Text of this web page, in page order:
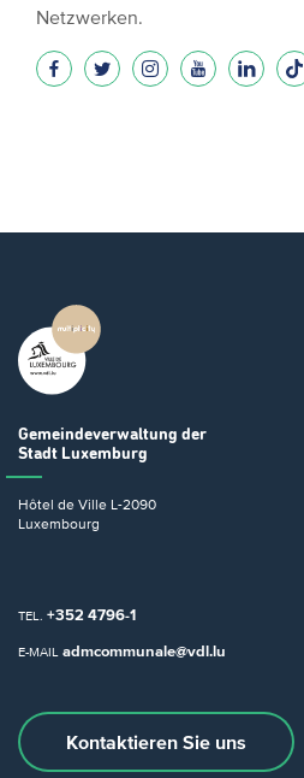
Netzwerken.
Gemeindeverwaltung der
Stadt Luxemburg
Hôtel de Ville L-2090
Luxembourg
TEL. +352 4796-1
E-MAIL admcommunale@vdl.lu
Kontaktieren Sie uns